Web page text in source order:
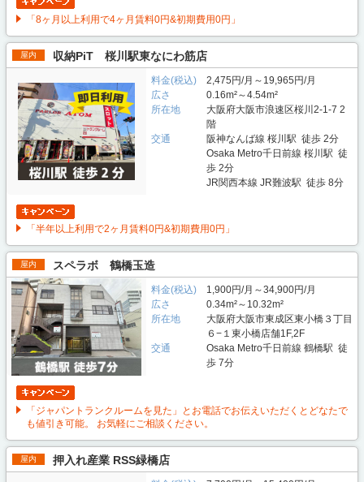
「8ヶ月以上利用で4ヶ月賃料0円&初期費用0円」
屋内 収納PiT 桜川駅東なにわ筋店
料金(税込)
2,475円/月～19,965円/月
広さ
0.16m²～4.54m²
所在地
大阪府大阪市浪速区桜川2-1-7 2
階
交通
阪神なんば線 桜川駅 徒歩 2分
Osaka Metro千日前線 桜川駅 徒
歩 2分
JR関西本線 JR難波駅 徒歩 8分
「半年以上利用で2ヶ月賃料0円&初期費用0円」
屋内 スペラボ 鶴橋玉造
料金(税込)
1,900円/月～34,900円/月
広さ
0.34m²～10.32m²
所在地
大阪府大阪市東成区東小橋３丁目
６−１東小橋店舗1F,2F
交通
Osaka Metro千日前線 鶴橋駅 徒
歩 7分
「ジャパントランクルームを見た」とお電話でお伝えいただくとどなたで
も値引き可能。 お気軽にご相談ください。
屋内 押入れ産業 RSS緑橋店